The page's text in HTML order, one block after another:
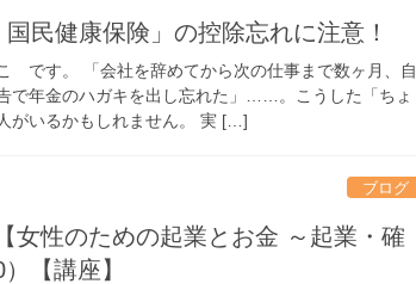
民健康保険」の控除忘れに注意！
です。 「会社を辞めてから次の仕事まで数ヶ月、自
で年金のハガキを出し忘れた」……。こうした「ちょ
がいるかもしれません。 実 […]
ブログ
女性のための起業とお金 ～起業・確
【講座】